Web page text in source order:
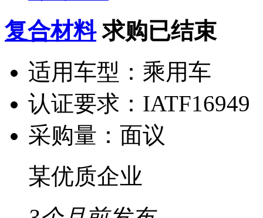
复合材料 求购已结束
适用车型： 乘用车
认证要求： IATF16949
采购量： 面议
某优质企业